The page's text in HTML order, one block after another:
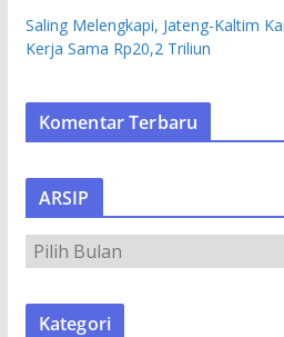
Saling Melengkapi, Jateng-Kaltim
Kerja Sama Rp20,2 Triliun
Komentar Terbaru
ARSIP
R
S
Kategori